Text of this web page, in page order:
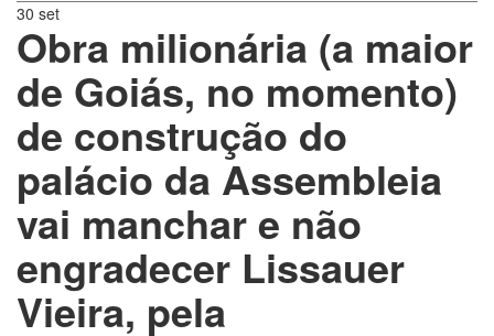
30 set
Obra milionária (a maior
de Goiás, no momento)
de construção do
palácio da Assembleia
vai manchar e não
engradecer Lissauer
Vieira, pela